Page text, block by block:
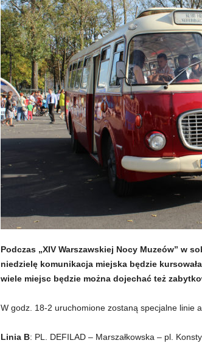
Podczas „XIV Warszawskiej Nocy Muzeów” w
niedzielę komunikacja miejska będzie
wiele miejsc będzie można dojechać też
W godz. 18-2 uruchomione zostaną specjalne linie
Linia B: PL. DEFILAD – Marszałkowska – pl.